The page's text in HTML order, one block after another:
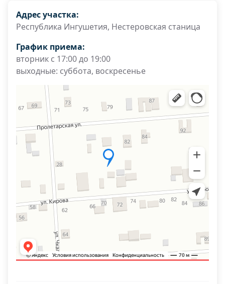
Адрес участка:
Республика Ингушетия, Нестеровская станица
График приема:
вторник с 17:00 до 19:00
выходные: суббота, воскресенье